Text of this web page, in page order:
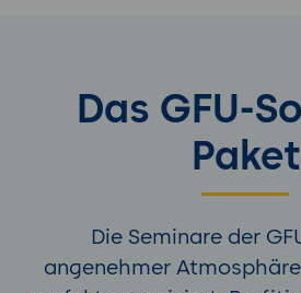
Das GFU-
Paket
Die Seminare der
angenehmer